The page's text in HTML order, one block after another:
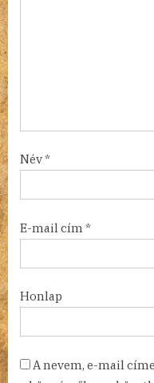
Név*
E-mail cím *
Honlap
A nevem, e-mail